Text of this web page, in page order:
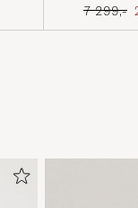
Ordinær
7 299,-